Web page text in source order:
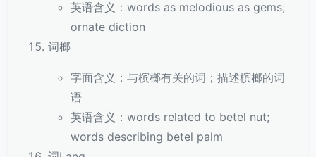
英语含义：words as melodious as gems;
ornate diction
词榔
字面含义：与槟榔有关的词；描述槟榔的词
语
英语含义：words related to betel nut;
words describing betel palm